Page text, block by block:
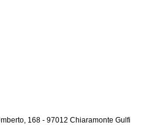
168 - 97012 Chiaramonte Gulfi